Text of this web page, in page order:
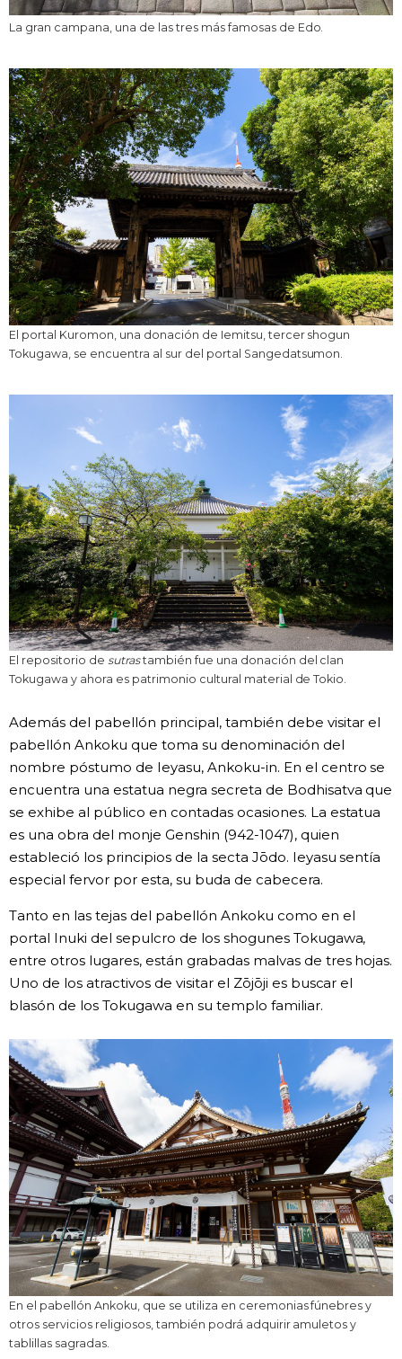
La gran campana, una de las tres más famosas de Edo.
El portal Kuromon, una donación de Iemitsu, tercer shogun
Tokugawa, se encuentra al sur del portal Sangedatsumon.
El repositorio de sutrastambién fue una donación del clan
Tokugawa y ahora es patrimonio cultural material de Tokio.
Además del pabellón principal, también debe visitar el
pabellón Ankoku que toma su denominación del
nombre póstumo de Ieyasu, Ankoku-in. En el centro se
encuentra una estatua negra secreta de Bodhisatva que
se exhibe al público en contadas ocasiones. La estatua
es una obra del monje Genshin (942-1047), quien
estableció los principios de la secta Jōdo. Ieyasu sentía
especial fervor por esta, su buda de cabecera.
Tanto en las tejas del pabellón Ankoku como en el
portal Inuki del sepulcro de los shogunes Tokugawa,
entre otros lugares, están grabadas malvas de tres hojas.
Uno de los atractivos de visitar el Zōjōji es buscar el
blasón de los Tokugawa en su templo familiar.
En el pabellón Ankoku, que se utiliza en ceremonias fúnebres y
otros servicios religiosos, también podrá adquirir amuletos y
tablillas sagradas.